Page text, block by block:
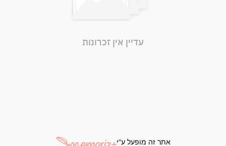
עדיין אין זכרונות
אתר זה מופעל ע"י